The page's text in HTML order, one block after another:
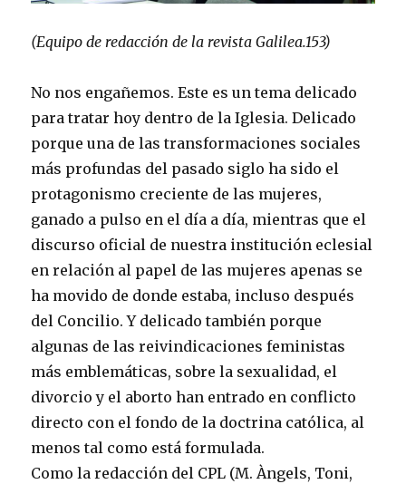
(Equipo de redacción de la revista Galilea.153)
No nos engañemos. Este es un tema delicado
para tratar hoy dentro de la Iglesia. Delicado
porque una de las transformaciones sociales
más profundas del pasado siglo ha sido el
protagonismo creciente de las mujeres,
ganado a pulso en el día a día, mientras que el
discurso oficial de nuestra institución eclesial
en relación al papel de las mujeres apenas se
ha movido de donde estaba, incluso después
del Concilio. Y delicado también porque
algunas de las reivindicaciones feministas
más emblemáticas, sobre la sexualidad, el
divorcio y el aborto han entrado en conflicto
directo con el fondo de la doctrina católica, al
menos tal como está formulada.
Como la redacción del CPL (M. Àngels, Toni,